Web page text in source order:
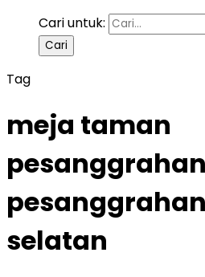
Cari untuk:
Tag
meja taman
pesanggrahan
selatan